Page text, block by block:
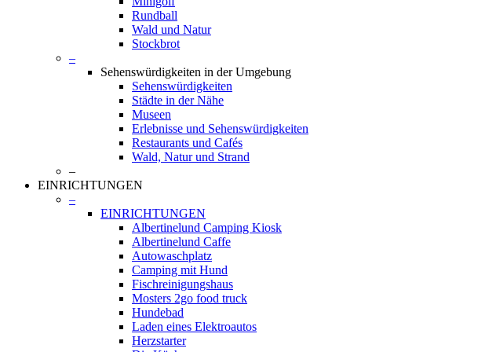
Rundball
Wald und Natur
Stockbrot
–
Sehenswürdigkeiten in der Umgebung
Sehenswürdigkeiten
Städte in der Nähe
Museen
Erlebnisse und Sehenswürdigkeiten
Restaurants und Cafés
Wald, Natur und Strand
–
EINRICHTUNGEN
–
EINRICHTUNGEN
Albertinelund Camping Kiosk
Albertinelund Caffe
Autowaschplatz
Camping mit Hund
Fischreinigungshaus
Mosters 2go food truck
Hundebad
Laden eines Elektroautos
Herzstarter